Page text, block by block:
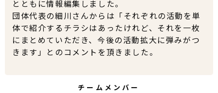
とともに情報編集しました。
団体代表の細川さんからは「それぞれの活動を単
体で紹介するチラシはあったけれど、それを一枚
にまとめていただき、今後の活動拡大に弾みがつ
きます」とのコメントを頂きました。
チームメンバー